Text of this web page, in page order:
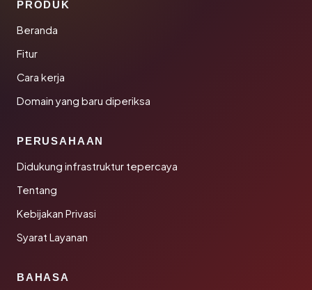
PRODUK
Beranda
Fitur
Cara kerja
Domain yang baru diperiksa
PERUSAHAAN
Didukung infrastruktur tepercaya
Tentang
Kebijakan Privasi
Syarat Layanan
BAHASA